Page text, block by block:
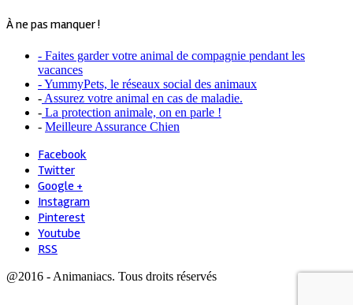
À ne pas manquer !
- Faites garder votre animal de compagnie pendant les
vacances
- YummyPets, le réseaux social des animaux
- Assurez votre animal en cas de maladie.
- La protection animale, on en parle !
- Meilleure Assurance Chien
Facebook
Twitter
Google +
Instagram
Pinterest
Youtube
RSS
@2016 - Animaniacs. Tous droits réservés